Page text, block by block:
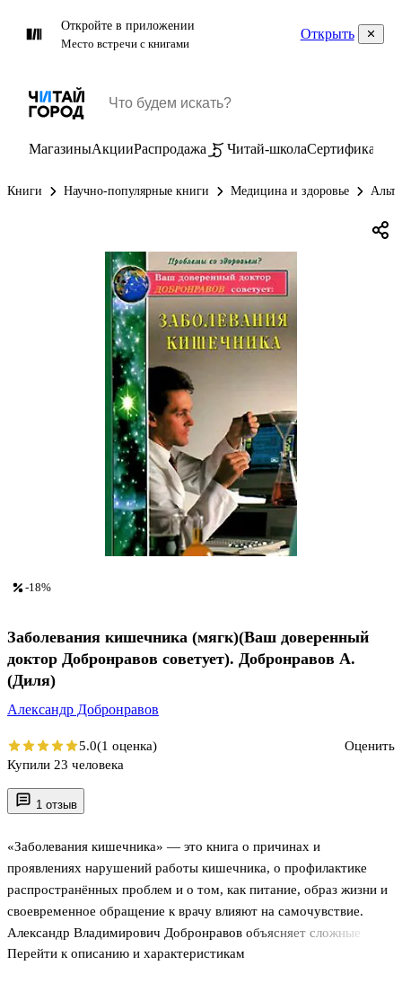
Откройте в приложении
Место встречи с книгами
Открыть
МагазиныАкцииРаспродажа Читай-школаСертификаты
Книги Научно-популярные книги Медицина и здоровье
1 отзыв
«Заболевания кишечника» — это книга о причинах и
проявлениях нарушений работы кишечника, о профилактике
распространённых проблем и о том, как питание, образ жизни и
своевременное обращение к врачу влияют на самочувствие.
Александр Владимирович Добронравов объясняет сложные
медицинские темы понятным языком, без перегрузки терминами,
Перейти к описанию и характеристикам
-18%
Заболевания кишечника (мягк)(Ваш доверенный
доктор Добронравов советует). Добронравов А.
(Диля)
Александр Добронравов
5.0(1 оценка)
Оценить
Купили 23 человека